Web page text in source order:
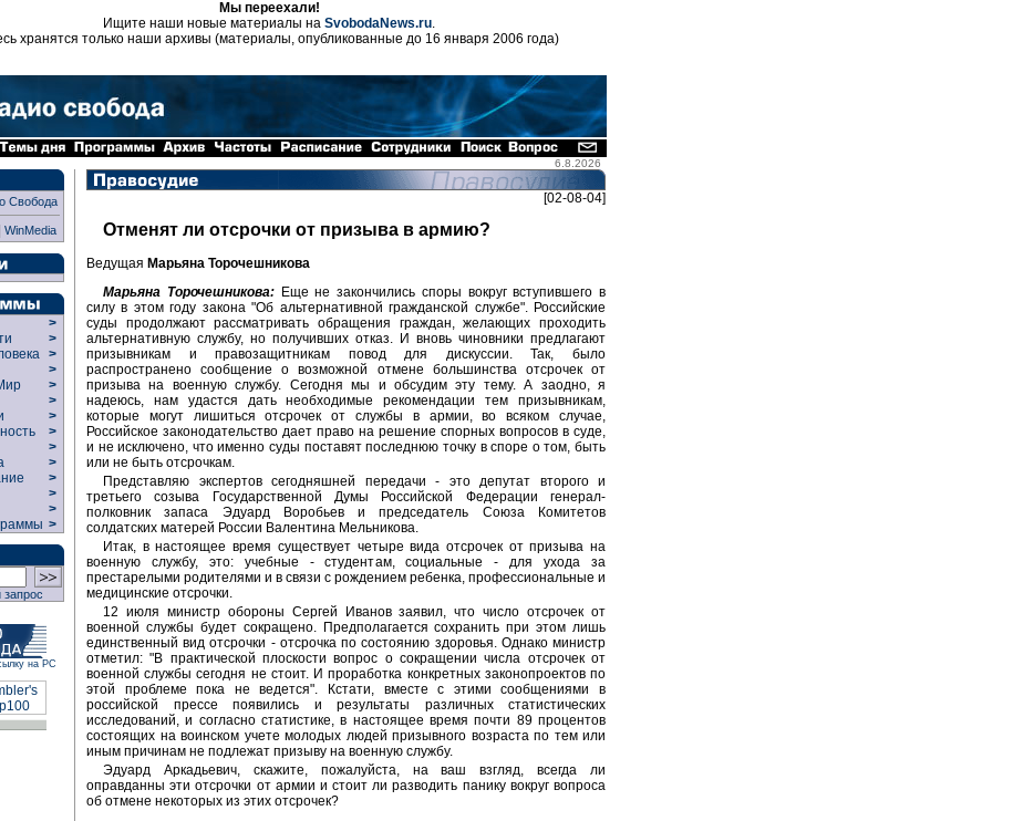
Мы переехали!
Ищите наши новые материалы на SvobodaNews.ru.
хранятся только наши архивы (материалы, опубликованные до 16 января 2006 года)
6.8.2026
Свобода
WinMedia
>
>
>
>
>
>
>
>
>
>
>
>
>
>
на РС
[02-08-04]
Отменят ли отсрочки от призыва в армию?
Ведущая Марьяна Торочешникова
Марьяна Торочешникова:Еще не закончились споры вокруг вступившего в
силу в этом году закона "Об альтернативной гражданской службе". Российские
суды продолжают рассматривать обращения граждан, желающих проходить
альтернативную службу, но получивших отказ. И вновь чиновники предлагают
призывникам и правозащитникам повод для дискуссии. Так, было
распространено сообщение о возможной отмене большинства отсрочек от
призыва на военную службу. Сегодня мы и обсудим эту тему. А заодно, я
надеюсь, нам удастся дать необходимые рекомендации тем призывникам,
которые могут лишиться отсрочек от службы в армии, во всяком случае,
Российское законодательство дает право на решение спорных вопросов в суде,
и не исключено, что именно суды поставят последнюю точку в споре о том, быть
или не быть отсрочкам.
Представляю экспертов сегодняшней передачи - это депутат второго и
третьего созыва Государственной Думы Российской Федерации генерал-
полковник запаса Эдуард Воробьев и председатель Союза Комитетов
солдатских матерей России Валентина Мельникова.
Итак, в настоящее время существует четыре вида отсрочек от призыва на
военную службу, это: учебные - студентам, социальные - для ухода за
престарелыми родителями и в связи с рождением ребенка, профессиональные и
медицинские отсрочки.
12 июля министр обороны Сергей Иванов заявил, что число отсрочек от
военной службы будет сокращено. Предполагается сохранить при этом лишь
единственный вид отсрочки - отсрочка по состоянию здоровья. Однако министр
отметил: "В практической плоскости вопрос о сокращении числа отсрочек от
военной службы сегодня не стоит. И проработка конкретных законопроектов по
этой проблеме пока не ведется". Кстати, вместе с этими сообщениями в
российской прессе появились и результаты различных статистических
исследований, и согласно статистике, в настоящее время почти 89 процентов
состоящих на воинском учете молодых людей призывного возраста по тем или
иным причинам не подлежат призыву на военную службу.
Эдуард Аркадьевич, скажите, пожалуйста, на ваш взгляд, всегда ли
оправданны эти отсрочки от армии и стоит ли разводить панику вокруг вопроса
об отмене некоторых из этих отсрочек?